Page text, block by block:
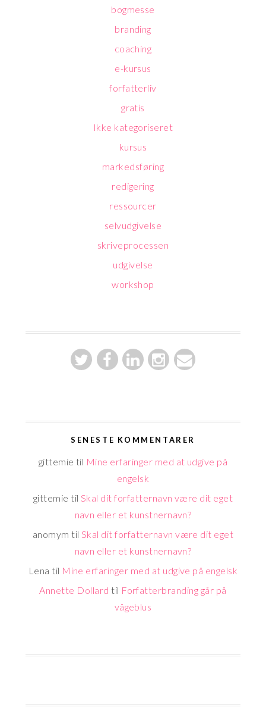
bogmesse
branding
coaching
e-kursus
forfatterliv
gratis
Ikke kategoriseret
kursus
markedsføring
redigering
ressourcer
selvudgivelse
skriveprocessen
udgivelse
workshop
SENESTE KOMMENTARER
gittemie til Mine erfaringer med at udgive på
engelsk
gittemie til Skal dit forfatternavn være dit eget
navn eller et kunstnernavn?
anomym til Skal dit forfatternavn være dit eget
navn eller et kunstnernavn?
Lena til Mine erfaringer med at udgive på engelsk
Annette Dollard til Forfatterbranding går på
vågeblus